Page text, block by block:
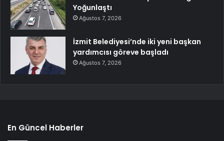
Yoğunlaştı
Ağustos 7, 2026
İzmit Belediyesi’nde iki yeni başkan
yardımcısı göreve başladı
Ağustos 7, 2026
En Güncel Haberler